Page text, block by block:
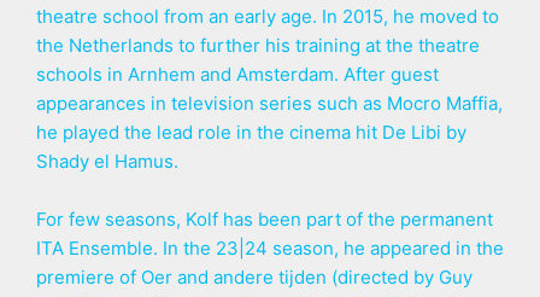
theatre school from an early age. In 2015, he moved to
the Netherlands to further his training at the theatre
schools in Arnhem and Amsterdam. After guest
appearances in television series such as Mocro Maffia,
he played the lead role in the cinema hit De Libi by
Shady el Hamus.
For few seasons, Kolf has been part of the permanent
ITA Ensemble. In the 23|24 season, he appeared in the
premiere of Oer and andere tijden (directed by Guy